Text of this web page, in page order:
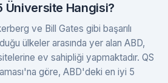
Üniversite Hangisi?
ve Bill Gates gibi başarılı
ülkeler arasında yer alan ABD,
ev sahipliği yapmaktadır. QS
göre, ABD'deki en iyi 5